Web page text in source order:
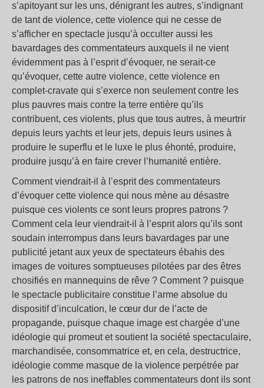
s’apitoyant sur les uns, dénigrant les autres, s’indignant
de tant de violence, cette violence qui ne cesse de
s’afficher en spectacle jusqu’à occulter aussi les
bavardages des commentateurs auxquels il ne vient
évidemment pas à l’esprit d’évoquer, ne serait-ce
qu’évoquer, cette autre violence, cette violence en
complet-cravate qui s’exerce non seulement contre les
plus pauvres mais contre la terre entière qu’ils
contribuent, ces violents, plus que tous autres, à meurtrir
depuis leurs yachts et leur jets, depuis leurs usines à
produire le superflu et le luxe le plus éhonté, produire,
produire jusqu’à en faire crever l’humanité entière.
Comment viendrait-il à l’esprit des commentateurs
d’évoquer cette violence qui nous mène au désastre
puisque ces violents ce sont leurs propres patrons ?
Comment cela leur viendrait-il à l’esprit alors qu’ils sont
soudain interrompus dans leurs bavardages par une
publicité jetant aux yeux de spectateurs ébahis des
images de voitures somptueuses pilotées par des êtres
chosifiés en mannequins de rêve ? Comment ? puisque
le spectacle publicitaire constitue l’arme absolue du
dispositif d’inculcation, le cœur dur de l’acte de
propagande, puisque chaque image est chargée d’une
idéologie qui promeut et soutient la société spectaculaire,
marchandisée, consommatrice et, en cela, destructrice,
idéologie comme masque de la violence perpétrée par
les patrons de nos ineffables commentateurs dont ils sont